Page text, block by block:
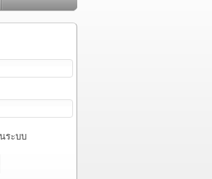
ระบบ